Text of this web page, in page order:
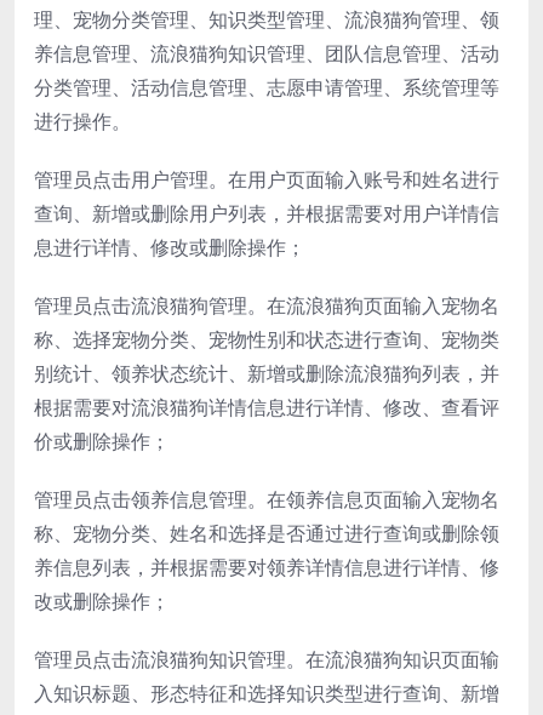
理、宠物分类管理、知识类型管理、流浪猫狗管理、领
养信息管理、流浪猫狗知识管理、团队信息管理、活动
分类管理、活动信息管理、志愿申请管理、系统管理等
进行操作。
管理员点击用户管理。在用户页面输入账号和姓名进行
查询、新增或删除用户列表，并根据需要对用户详情信
息进行详情、修改或删除操作；
管理员点击流浪猫狗管理。在流浪猫狗页面输入宠物名
称、选择宠物分类、宠物性别和状态进行查询、宠物类
别统计、领养状态统计、新增或删除流浪猫狗列表，并
根据需要对流浪猫狗详情信息进行详情、修改、查看评
价或删除操作；
管理员点击领养信息管理。在领养信息页面输入宠物名
称、宠物分类、姓名和选择是否通过进行查询或删除领
养信息列表，并根据需要对领养详情信息进行详情、修
改或删除操作；
管理员点击流浪猫狗知识管理。在流浪猫狗知识页面输
入知识标题、形态特征和选择知识类型进行查询、新增